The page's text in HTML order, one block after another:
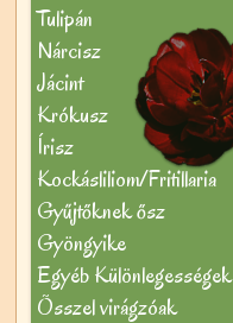
Tulipán
Nárcisz
Jácint
Krókusz
Írisz
Kockásliliom/Fritillaria
Gyűjtőknek ősz
Gyöngyike
Egyéb Különlegességek
Õsszel virágzóak